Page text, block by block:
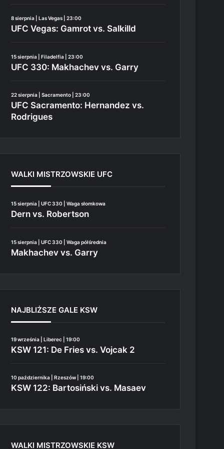
8 sierpnia | Las Vegas | 23:00
UFC Vegas: Gamrot vs. Salkilld
15 sierpnia | Filadelfia | 23:00
UFC 330: Makhachev vs. Garry
22 sierpnia | Sacramento | 23:00
UFC Sacramento: Hernandez vs.
Rodrigues
WALKI MISTRZOWSKIE UFC
15 sierpnia | UFC 330 | Waga słomkowa
Dern vs. Robertson
15 sierpnia | UFC 330 | Waga półśrednia
Makhachev vs. Garry
NAJBLIŻSZE GALE KSW
19 września | Liberec | 19:00
KSW 121: De Fries vs. Vojcak 2
10 października | Rzeszów | 19:00
KSW 122: Bartosiński vs. Masaev
WALKI MISTRZOWSKIE KSW